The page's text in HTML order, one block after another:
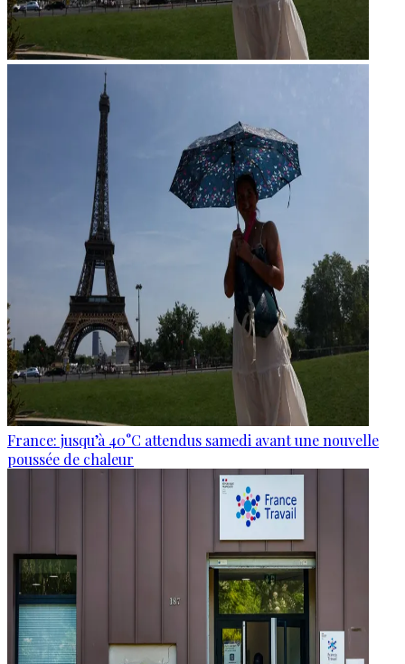
France: jusqu’à 40°C attendus samedi avant une nouvelle
poussée de chaleur